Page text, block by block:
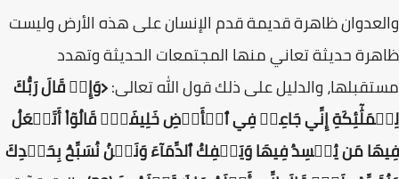
والعدوان ظاهرة قديمة قدم الإنسان على هذه الأرض وليست
ظاهرة حديثة تعاني منها المجتمعات الحديثة وتهدد
مستقبلها، والدليل على ذلك قول الله تعالى:﴿وَإِذۡ قَالَ رَبُّكَ
لِلۡمَلَٰٓئِكَةِ إِنِّي جَاعِلٞ فِي ٱلۡأَرۡضِ خَلِيفَةٗۖ قَالُوٓاْ أَتَجۡعَلُ
فِيهَا مَن يُفۡسِدُ فِيهَا وَيَسۡفِكُ ٱلدِّمَآءَ وَنَحۡنُ نُسَبِّحُ بِحَمۡدِكَ